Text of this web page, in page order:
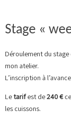
Stage «
Déroulement du stage
mon atelier.
L’inscription à
Letarifest de240 €
les cuissons.